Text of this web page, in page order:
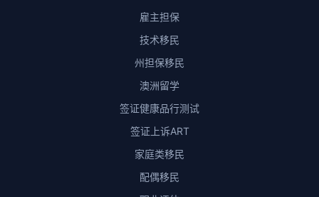
雇主担保
技术移民
州担保移民
澳洲留学
签证健康品行测试
签证上诉ART
家庭类移民
配偶移民